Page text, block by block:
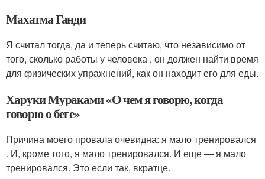
Махатма Ганди
Я считал тогда, да и теперь считаю, что независимо от
того, сколько работы у человека , он должен найти время
для физических упражнений, как он находит его для еды.
Харуки Мураками «О чем я говорю, когда
говорю о беге»
Причина моего провала очевидна: я мало тренировался
. И, кроме того, я мало тренировался. И еще — я мало
тренировался. Это если так, вкратце.